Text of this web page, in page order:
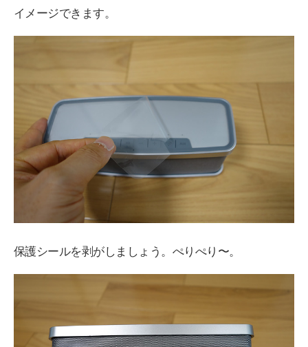
イメージできます。
保護シールを剥がしましょう。ぺりぺり〜。